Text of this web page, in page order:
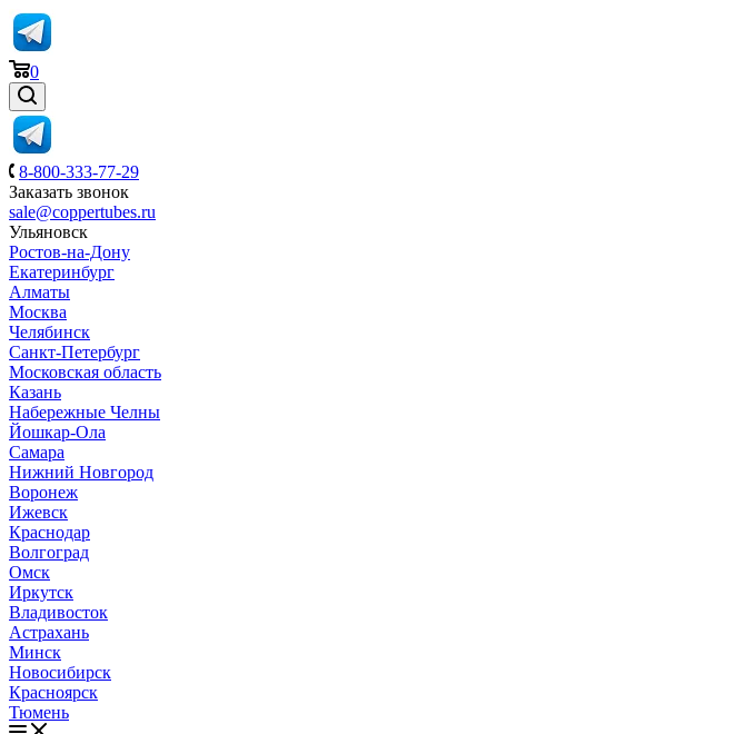
0
8-800-333-77-29
Заказать звонок
sale@coppertubes.ru
Ульяновск
Ростов-на-Дону
Екатеринбург
Алматы
Москва
Челябинск
Санкт-Петербург
Московская область
Казань
Набережные Челны
Йошкар-Ола
Самара
Нижний Новгород
Воронеж
Ижевск
Краснодар
Волгоград
Омск
Иркутск
Владивосток
Астрахань
Минск
Новосибирск
Красноярск
Тюмень